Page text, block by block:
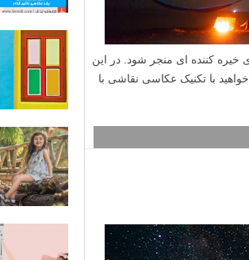
کننده ای منجر شود. در این
با تکنیک عکاسی نقاشی با